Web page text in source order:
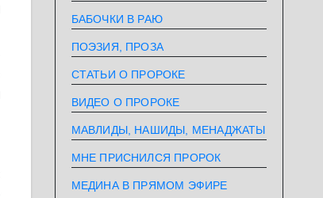
БАБОЧКИ В РАЮ
ПОЭЗИЯ, ПРОЗА
СТАТЬИ О ПРОРОКЕ
ВИДЕО О ПРОРОКЕ
МАВЛИДЫ, НАШИДЫ, МЕНАДЖАТЫ
МНЕ ПРИСНИЛСЯ ПРОРОК
МЕДИНА В ПРЯМОМ ЭФИРЕ